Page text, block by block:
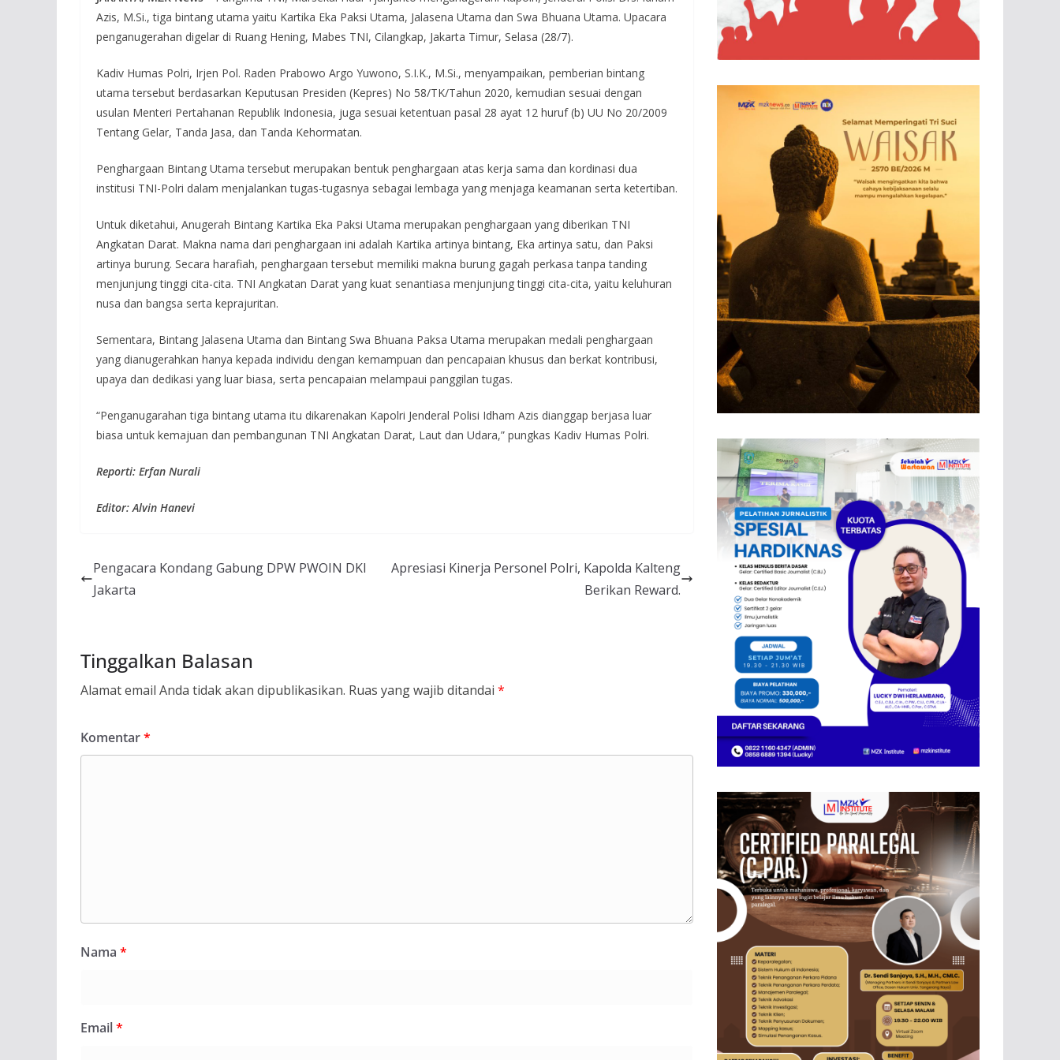
Azis, M.Si., tiga bintang utama yaitu Kartika Eka Paksi Utama, Jalasena Utama dan Swa Bhuana Utama. Upacara
penganugerahan digelar di Ruang Hening, Mabes TNI, Cilangkap, Jakarta Timur, Selasa (28/7).
Kadiv Humas Polri, Irjen Pol. Raden Prabowo Argo Yuwono, S.I.K., M.Si., menyampaikan, pemberian bintang
utama tersebut berdasarkan Keputusan Presiden (Kepres) No 58/TK/Tahun 2020, kemudian sesuai dengan
usulan Menteri Pertahanan Republik Indonesia, juga sesuai ketentuan pasal 28 ayat 12 huruf (b) UU No 20/2009
Tentang Gelar, Tanda Jasa, dan Tanda Kehormatan.
Penghargaan Bintang Utama tersebut merupakan bentuk penghargaan atas kerja sama dan kordinasi dua
institusi TNI-Polri dalam menjalankan tugas-tugasnya sebagai lembaga yang menjaga keamanan serta ketertiban.
Untuk diketahui, Anugerah Bintang Kartika Eka Paksi Utama merupakan penghargaan yang diberikan TNI
Angkatan Darat. Makna nama dari penghargaan ini adalah Kartika artinya bintang, Eka artinya satu, dan Paksi
artinya burung. Secara harafiah, penghargaan tersebut memiliki makna burung gagah perkasa tanpa tanding
menjunjung tinggi cita-cita. TNI Angkatan Darat yang kuat senantiasa menjunjung tinggi cita-cita, yaitu keluhuran
nusa dan bangsa serta keprajuritan.
Sementara, Bintang Jalasena Utama dan Bintang Swa Bhuana Paksa Utama merupakan medali penghargaan
yang dianugerahkan hanya kepada individu dengan kemampuan dan pencapaian khusus dan berkat kontribusi,
upaya dan dedikasi yang luar biasa, serta pencapaian melampaui panggilan tugas.
“Penganugarahan tiga bintang utama itu dikarenakan Kapolri Jenderal Polisi Idham Azis dianggap berjasa luar
biasa untuk kemajuan dan pembangunan TNI Angkatan Darat, Laut dan Udara,” pungkas Kadiv Humas Polri.
Reporti: Erfan Nurali
Editor: Alvin Hanevi
Pengacara Kondang Gabung DPW PWOIN DKI
Jakarta
Apresiasi Kinerja Personel Polri, Kapolda Kalteng
Berikan Reward.
Tinggalkan Balasan
Alamat email Anda tidak akan dipublikasikan. Ruas yang wajib ditandai *
Komentar*
Nama *
Email*